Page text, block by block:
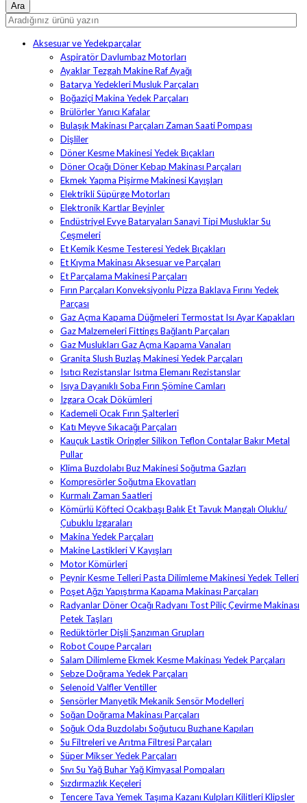
Aksesuar ve Yedekparçalar
Aspiratör Davlumbaz Motorları
Ayaklar Tezgah Makine Raf Ayağı
Batarya Yedekleri Musluk Parçaları
Boğaziçi Makina Yedek Parçaları
Brülörler Yanıcı Kafalar
Bulaşık Makinası Parçaları Zaman Saati Pompası
Dişliler
Döner Kesme Makinesi Yedek Bıçakları
Döner Ocağı Döner Kebap Makinası Parçaları
Ekmek Yapma Pişirme Makinesi Kayışları
Elektrikli Süpürge Motorları
Elektronik Kartlar Beyinler
Endüstriyel Evye Bataryaları Sanayi Tipi Musluklar Su
Çeşmeleri
Et Kemik Kesme Testeresi Yedek Bıçakları
Et Kıyma Makinası Aksesuar ve Parçaları
Et Parçalama Makinesi Parçaları
Fırın Parçaları Konveksiyonlu Pizza Baklava Fırını Yedek
Parçası
Gaz Açma Kapama Düğmeleri Termostat Isı Ayar Kapakları
Gaz Malzemeleri Fittings Bağlantı Parçaları
Gaz Muslukları Gaz Açma Kapama Vanaları
Granita Slush Buzlaş Makinesi Yedek Parçaları
Isıtıcı Rezistanslar Isıtma Elemanı Rezistanslar
Isıya Dayanıklı Soba Fırın Şömine Camları
Izgara Ocak Dökümleri
Kademeli Ocak Fırın Şalterleri
Katı Meyve Sıkacağı Parçaları
Kauçuk Lastik Oringler Silikon Teflon Contalar Bakır Metal
Pullar
Klima Buzdolabı Buz Makinesi Soğutma Gazları
Kompresörler Soğutma Ekovatları
Kurmalı Zaman Saatleri
Kömürlü Köfteci Ocakbaşı Balık Et Tavuk Mangalı Oluklu/
Çubuklu Izgaraları
Makina Yedek Parçaları
Makine Lastikleri V Kayışları
Motor Kömürleri
Peynir Kesme Telleri Pasta Dilimleme Makinesi Yedek Telleri
Poşet Ağzı Yapıştırma Kapama Makinası Parçaları
Radyanlar Döner Ocağı Radyanı Tost Piliç Çevirme Makinası
Petek Taşları
Redüktörler Dişli Şanzıman Grupları
Robot Coupe Parçaları
Salam Dilimleme Ekmek Kesme Makinası Yedek Parçaları
Sebze Doğrama Yedek Parçaları
Selenoid Valfler Ventiller
Sensörler Manyetik Mekanik Sensör Modelleri
Soğan Doğrama Makinası Parçaları
Soğuk Oda Buzdolabı Soğutucu Buzhane Kapıları
Su Filtreleri ve Arıtma Filtresi Parçaları
Süper Mikser Yedek Parçaları
Sıvı Su Yağ Buhar Yağ Kimyasal Pompaları
Sızdırmazlık Keçeleri
Tencere Tava Yemek Taşıma Kazanı Kulpları Kilitleri Klipsler